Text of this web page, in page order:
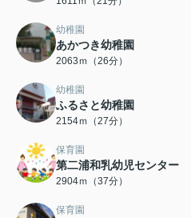
幼稚園
あかつき幼稚園
2063ｍ（26分）
幼稚園
ふるさと幼稚園
2154ｍ（27分）
保育園
第二浦和乳幼児センター
2904ｍ（37分）
保育園